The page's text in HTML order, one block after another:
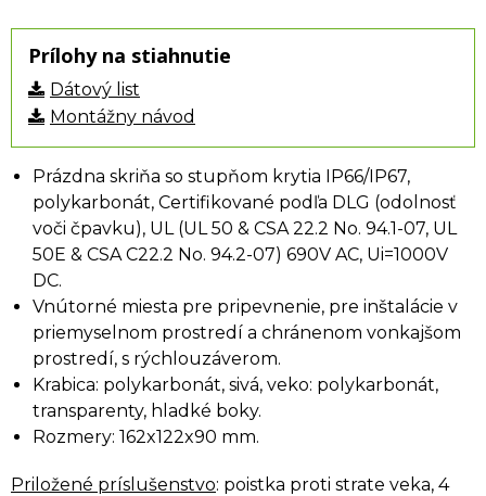
Prílohy na stiahnutie
Dátový list
Montážny návod
Prázdna skriňa so stupňom krytia IP66/IP67,
polykarbonát, Certifikované podľa DLG (odolnosť
voči čpavku), UL (UL 50 & CSA 22.2 No. 94.1-07, UL
50E & CSA C22.2 No. 94.2-07) 690V AC, Ui=1000V
DC.
Vnútorné miesta pre pripevnenie, pre inštalácie v
priemyselnom prostredí a chránenom vonkajšom
prostredí, s rýchlouzáverom.
Krabica: polykarbonát, sivá, veko: polykarbonát,
transparenty, hladké boky.
Rozmery: 162x122x90 mm.
Priložené príslušenstvo: poistka proti strate veka, 4